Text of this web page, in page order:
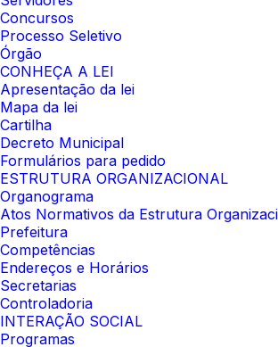
Concursos
Processo Seletivo
Órgão
CONHEÇA A LEI
Apresentação da lei
Mapa da lei
Cartilha
Decreto Municipal
Formulários para pedido
ESTRUTURA ORGANIZACIONAL
Organograma
Atos Normativos da Estrutura
Prefeitura
Competências
Endereços e Horários
Secretarias
Controladoria
INTERAÇÃO SOCIAL
Programas